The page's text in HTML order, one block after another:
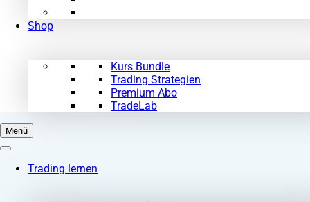
Shop
Kurs Bundle
Trading Strategien
Premium Abo
TradeLab
Menü
Trading lernen